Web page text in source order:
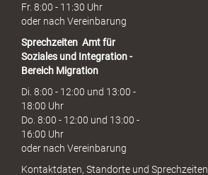
Fr. 8:00 - 11:30 Uhr
oder nach Vereinbarung
Sprechzeiten Amt für
Soziales und Integration -
Bereich Migration
Di. 8:00 - 12:00 und 13:00 -
18:00 Uhr
Do. 8:00 - 12:00 und 13:00 -
16:00 Uhr
oder nach Vereinbarung
Kontaktdaten, Standorte und Sprechzeiten